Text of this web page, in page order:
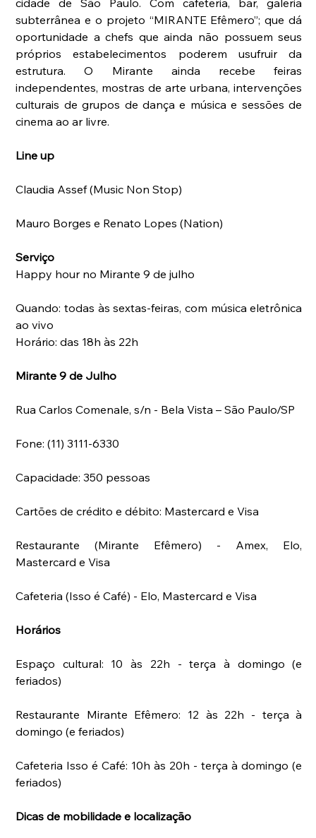
subterrânea e o projeto “MIRANTE Efêmero”; que dá
oportunidade a chefs que ainda não possuem seus
próprios estabelecimentos poderem usufruir da
estrutura. O Mirante ainda recebe feiras
independentes, mostras de arte urbana, intervenções
culturais de grupos de dança e música e sessões de
cinema ao ar livre.
Line up
Claudia Assef (Music Non Stop)
Mauro Borges e Renato Lopes (Nation)
Serviço
Happy hour no Mirante 9 de julho
Quando: todas às sextas-feiras, com música eletrônica
ao vivo
Horário: das 18h às 22h
Mirante 9 de Julho
Rua Carlos Comenale, s/n - Bela Vista – São Paulo/SP
Fone: (11) 3111-6330
Capacidade: 350 pessoas
Cartões de crédito e débito: Mastercard e Visa
Restaurante (Mirante Efêmero) - Amex, Elo,
Mastercard e Visa
Cafeteria (Isso é Café) - Elo, Mastercard e Visa
Horários
Espaço cultural: 10 às 22h - terça à domingo (e
feriados)
Restaurante Mirante Efêmero: 12 às 22h - terça à
domingo (e feriados)
Cafeteria Isso é Café: 10h às 20h - terça à domingo (e
feriados)
Dicas de mobilidade e localização